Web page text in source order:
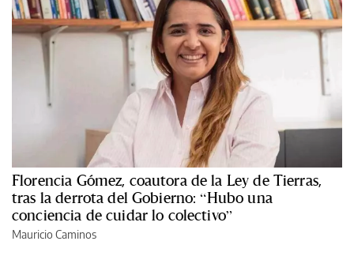
Florencia Gómez, coautora de la Ley de Tierras,
tras la derrota del Gobierno: “Hubo una
conciencia de cuidar lo colectivo”
Mauricio Caminos